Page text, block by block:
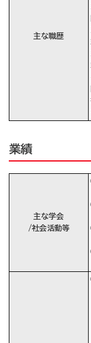
主な職歴
業績
主な学会
/社会活動等